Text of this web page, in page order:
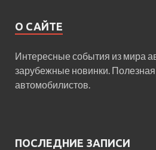
О САЙТЕ
Интересные события из мира
зарубежные новинки.
автомобилистов.
ПОСЛЕДНИЕ ЗАПИСИ